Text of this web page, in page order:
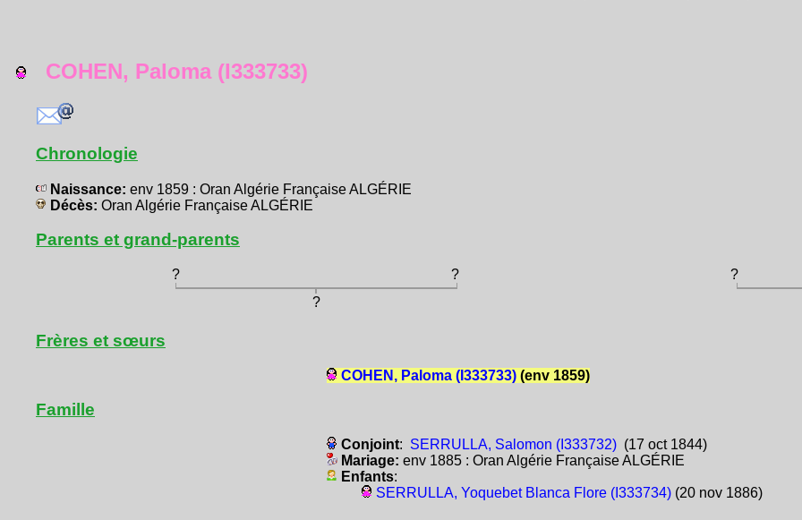
COHEN, Paloma (I333733)
Chronologie
Naissance: env 1859 : Oran Algérie Française ALGÉRIE
Décès: Oran Algérie Française ALGÉRIE
Parents et grand-parents
? ?
?
?
Frères et sœurs
COHEN, Paloma (I333733) (env 1859)
Famille
Conjoint: SERRULLA, Salomon (I333732) (17 oct 1844)
Mariage:env 1885 : Oran Algérie Française ALGÉRIE
Enfants:
SERRULLA, Yoquebet Blanca Flore (I333734) (20 nov 1886)